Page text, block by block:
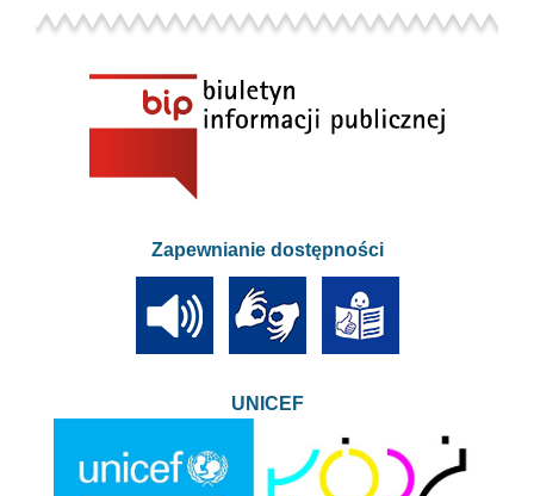
Zapewnianie dostępności
UNICEF